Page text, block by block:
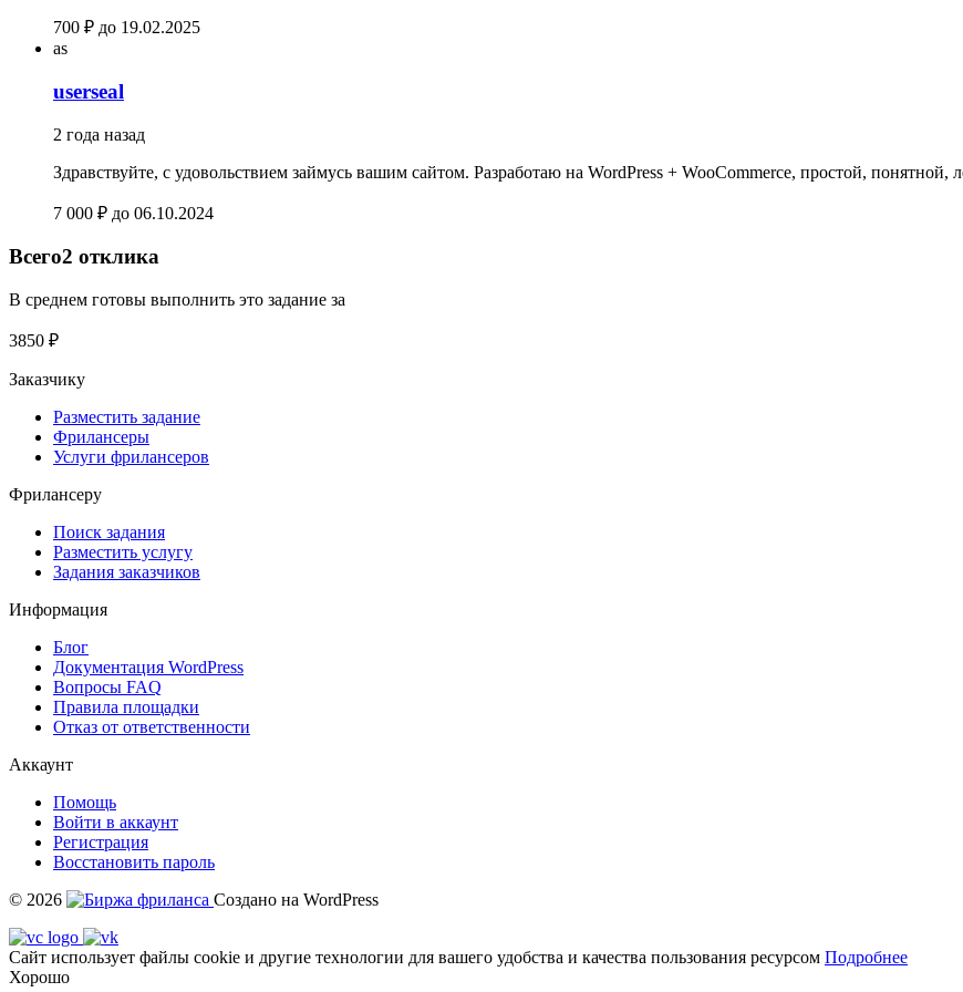
700 ₽ до 19.02.2025
as
userseal
2 года назад
Здравствуйте, с удовольствием займусь вашим сайтом. Разработаю на WordPress + WooCommerce, простой,
7 000 ₽ до 06.10.2024
Всего2 отклика
В среднем готовы выполнить это задание за
3850 ₽
Заказчику
Разместить задание
Фрилансеры
Услуги фрилансеров
Фрилансеру
Поиск задания
Разместить услугу
Задания заказчиков
Информация
Блог
Документация WordPress
Вопросы FAQ
Правила площадки
Отказ от ответственности
Аккаунт
Помощь
Войти в аккаунт
Регистрация
Восстановить пароль
© 2026
Создано на WordPress
Сайт использует файлы cookie и другие технологии для вашего удобства и качества пользования ресурсом Подробнее
Хорошо